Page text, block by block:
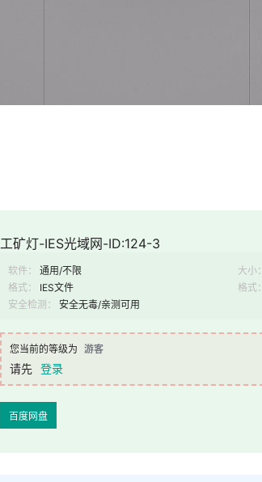
工矿灯-IES光域网-ID:124-3
软件： 通用/不限 大小：
格式：
IES文件 格式：
安全检测：
安全无毒/亲测可用
您当前的等级为 游客
请先 登录
百度网盘